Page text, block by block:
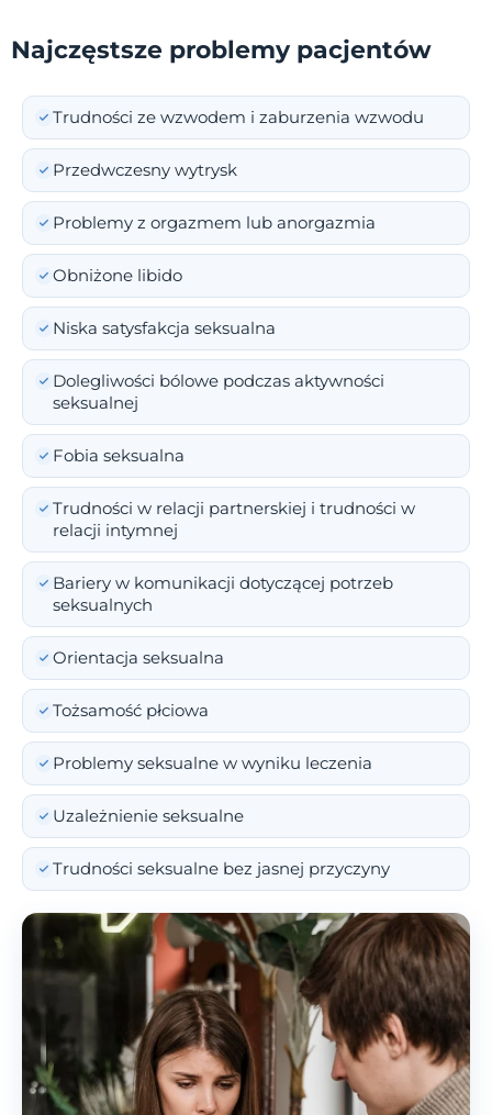
Najczęstsze problemy pacjentów
Trudności ze wzwodem i zaburzenia wzwodu
Przedwczesny wytrysk
Problemy z orgazmem lub anorgazmia
Obniżone libido
Niska satysfakcja seksualna
Dolegliwości bólowe podczas aktywności
seksualnej
Fobia seksualna
Trudności w relacji partnerskiej i trudności w
relacji intymnej
Bariery w komunikacji dotyczącej potrzeb
seksualnych
Orientacja seksualna
Tożsamość płciowa
Problemy seksualne w wyniku leczenia
Uzależnienie seksualne
Trudności seksualne bez jasnej przyczyny